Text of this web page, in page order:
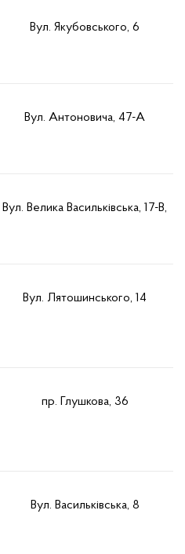
Вул. Якубовського, 6
Вул. Антоновича, 47-А
Вул. Велика Васильківська, 17-В,
Вул. Лятошинського, 14
пр. Глушкова, 36
Вул. Васильківська, 8